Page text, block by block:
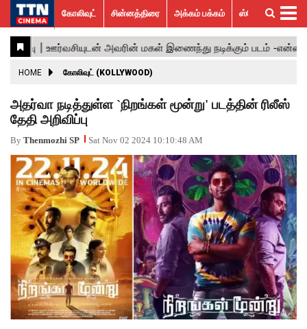
கோலிவுட்
சின்னத்திரை
பாலிவுட்
ஹாலிவுட்
அக்கம்
பக்கம்
ஸ்பெஷல்
ஸ்டோரீஸ்
விமர்சனம்
GALLERY
ACTRESS
ACTORS
MOVIESTILLS
EVENTS
VIDEOS
What’s
Hot
Trending
News
கோலிவுட் சின்னத்திரை அக்கம் பக்கம் ஸ்பெஷல் ஸ்டோரீஸ்
HOME கோலிவுட் (KOLLYWOOD)
அதர்வா நடித்துள்ள `நிறங்கள் மூன்று' படத்தின் ரிலீஸ்
தேதி அறிவிப்பு
By Thenmozhi SP Sat Nov 02 2024 10:10:48 AM